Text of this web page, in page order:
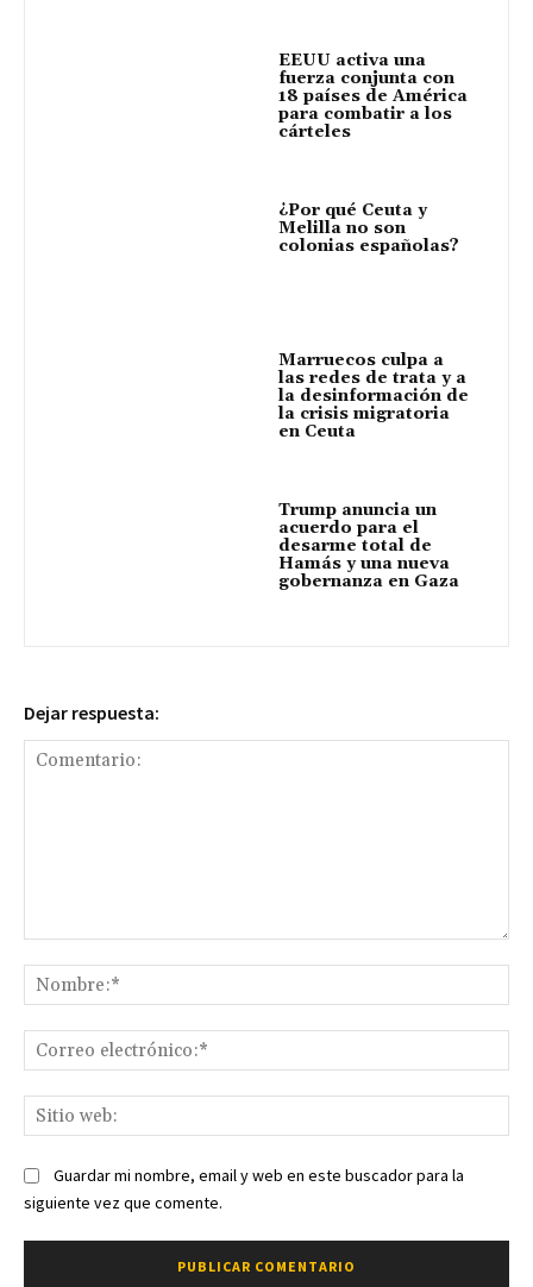
EEUU activa una
fuerza conjunta con
18 países de América
para combatir a los
cárteles
¿Por qué Ceuta y
Melilla no son
colonias españolas?
Marruecos culpa a
las redes de trata y a
la desinformación de
la crisis migratoria
en Ceuta
Trump anuncia un
acuerdo para el
desarme total de
Hamás y una nueva
gobernanza en Gaza
Dejar respuesta:
Guardar mi nombre, email y web en este buscador para la
siguiente vez que comente.